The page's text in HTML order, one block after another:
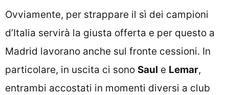
Ovviamente, per strappare il sì dei campioni
d’Italia servirà la giusta offerta e per questo a
Madrid lavorano anche sul fronte cessioni. In
particolare, in uscita ci sono Saul e Lemar,
entrambi accostati in momenti diversi a club